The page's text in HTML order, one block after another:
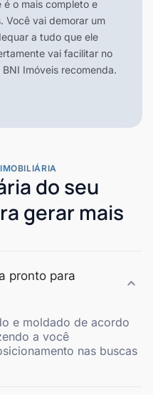
do seu
gerar mais
pronto para
e moldado de acordo
a você
nas buscas
é o mais completo e
Você vai demorar um
a tudo que ele
vai facilitar no
Imóveis recomenda.